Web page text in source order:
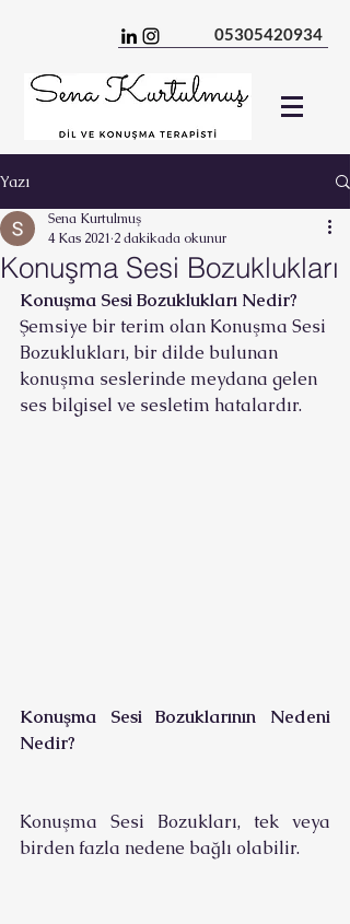
05305420934
Yazı
Konuşma Sesi Bozuklukları
Sena Kurtulmuş
4 Kas 2021 2 dakikada okunur
Konuşma Sesi Bozuklukları Nedir?
Şemsiye bir terim olan Konuşma Sesi
Bozuklukları, bir dilde bulunan
konuşma seslerinde meydana gelen
ses bilgisel ve sesletim hatalardır.
Konuşma Sesi Bozuklarının Nedeni
Nedir?
Konuşma Sesi Bozukları, tek veya
birden fazla nedene bağlı olabilir.